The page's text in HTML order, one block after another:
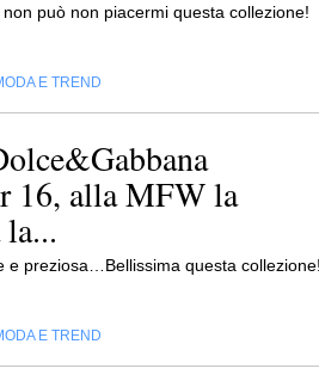
può non piacermi questa collezione!
E TREND
16, alla MFW la
e preziosa…Bellissima questa
E TREND